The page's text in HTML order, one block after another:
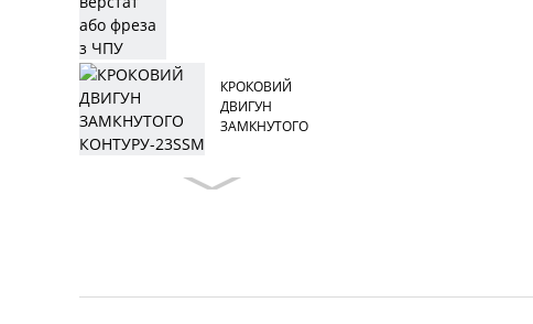
КРОКОВИЙ
ДВИГУН
ЗАМКНУТОГО